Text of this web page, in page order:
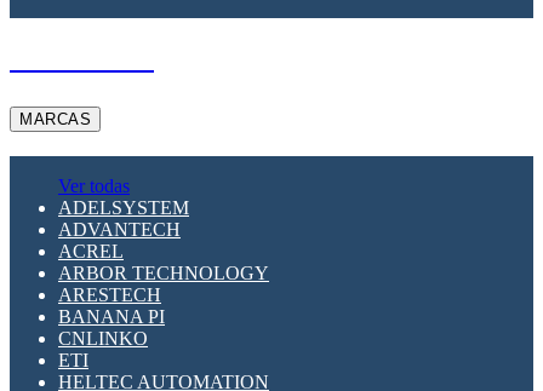
MARCAS
Ver todas
ADELSYSTEM
ADVANTECH
ACREL
ARBOR TECHNOLOGY
ARESTECH
BANANA PI
CNLINKO
ETI
HELTEC AUTOMATION